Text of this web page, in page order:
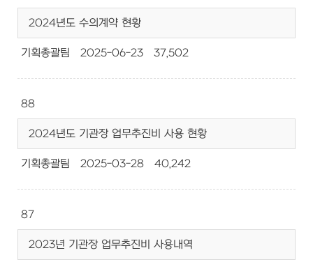
2024년도 수의계약 현황
기획총괄팀 2025-06-23 37,502
88
2024년도 기관장 업무추진비 사용 현황
기획총괄팀 2025-03-28 40,242
87
2023년 기관장 업무추진비 사용내역